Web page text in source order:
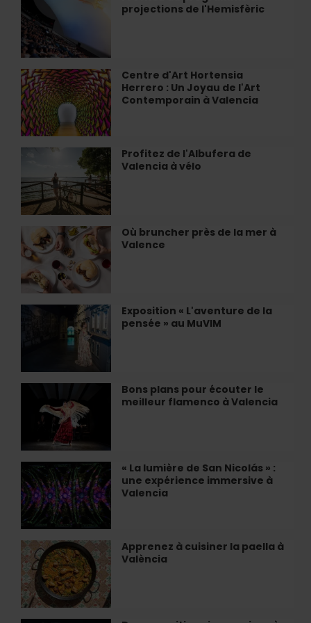
Hospital
projections de l'Hemisfèric
du
programme
de
projections
de
l'Hemisfèric
Centre d'Art Hortensia
Herrero : Un Joyau de l'Art
Contemporain à Valencia
Centre
d'Art
Hortensia
Herrero
:
Un
l'Art
Contemporain
Valencia
Profitez de l'Albufera de
Valencia à vélo
l'Albufera
de
Valencia
à
vélo
Où bruncher près de la mer à
Valence
Où
bruncher
près
de
mer
Exposition « L'aventure de la
pensée » au MuVIM
Exposition
L'aventure
la
pensée
Bons plans pour écouter le
meilleur flamenco à Valencia
plans
pour
écouter
le
meilleur
flamenco
à
Valencia
« La lumière de San Nicolás » :
une expérience immersive à
Valencia
La
lumière
de
San
Nicolás
»
:
une
expérience
Apprenez à cuisiner la paella à
València
Apprenez
à
cuisiner
la
paella